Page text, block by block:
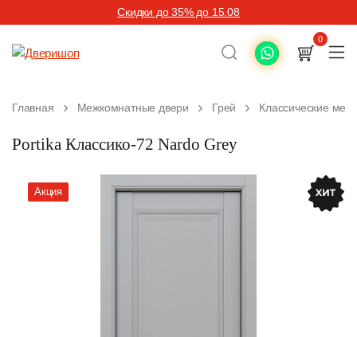
Скидки до 35% до 15.08
0
Главная Межкомнатные двери Грей Классические
Portika Классико-72 Nardo Grey
Акция